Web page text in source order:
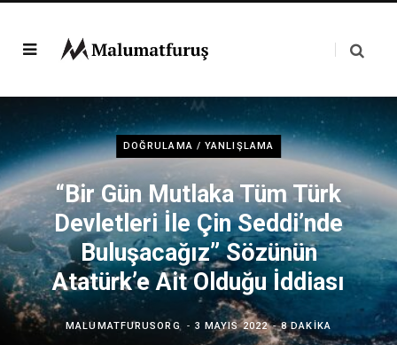
DOĞRULAMA / YANLIŞLAMA
“Bir Gün Mutlaka Tüm Türk
Devletleri İle Çin Seddi’nde
Buluşacağız” Sözünün
Atatürk’e Ait Olduğu İddiası
MALUMATFURUSORG 3 MAYIS 2022 8 DAKIKA